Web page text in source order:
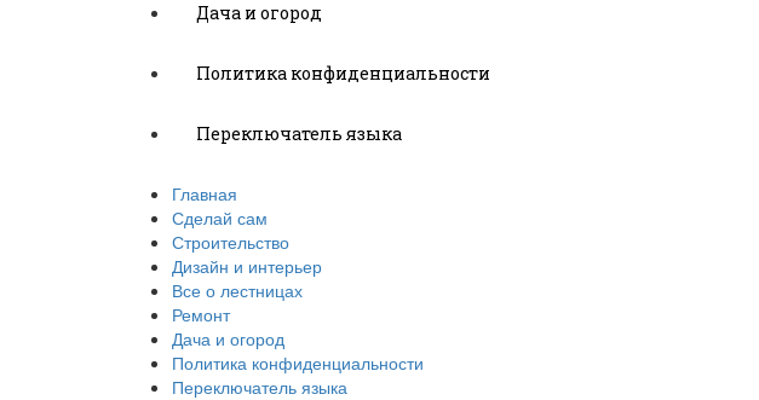
Дача и огород
Политика конфиденциальности
Переключатель языка
Главная
Сделай сам
Строительство
Дизайн и интерьер
Все о лестницах
Ремонт
Дача и огород
Политика конфиденциальности
Переключатель языка